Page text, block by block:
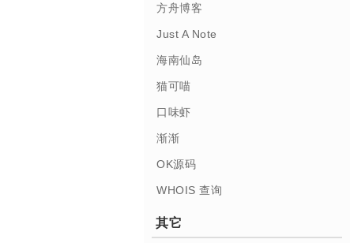
方舟博客
Just A Note
海南仙岛
猫可喵
口味虾
渐渐
OK源码
WHOIS 查询
其它